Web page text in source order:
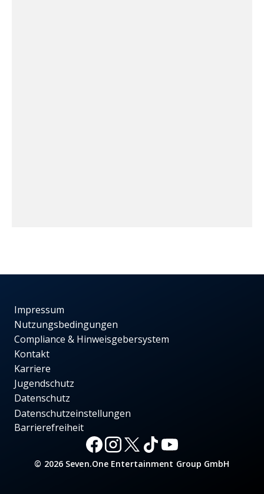
Impressum
Nutzungsbedingungen
Compliance & Hinweisgebersystem
Kontakt
Karriere
Jugendschutz
Datenschutz
Datenschutzeinstellungen
Barrierefreiheit
© 2026 Seven.One Entertainment Group GmbH